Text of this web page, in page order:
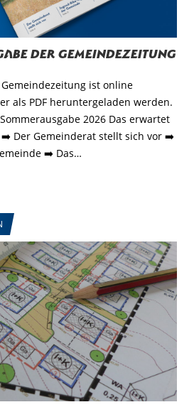
der Gemeindezeitung
ist online
als PDF heruntergeladen werden.
2026 Das erwartet
➡️ Der Gemeinderat stellt sich vor ➡️
➡️ Das…